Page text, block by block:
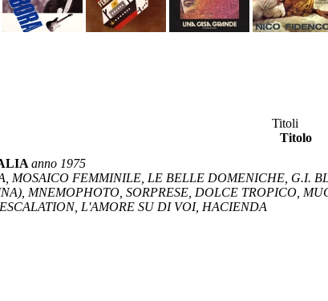
Titoli
Titolo
anno 1975
MOSAICO FEMMINILE, LE BELLE DOMENICHE, G.I.
MNEMOPHOTO, SORPRESE, DOLCE TROPICO,
L'AMORE SU DI VOI, HACIENDA